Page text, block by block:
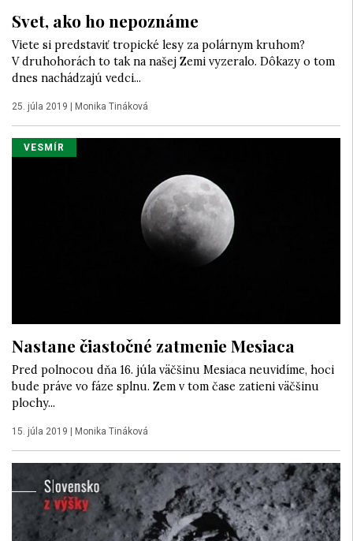
Svet, ako ho nepoznáme
Viete si predstaviť tropické lesy za polárnym kruhom?
V druhohorách to tak na našej Zemi vyzeralo. Dôkazy o tom
dnes nachádzajú vedci...
25. júla 2019 Monika Tináková
VESMÍR
Nastane čiastočné zatmenie Mesiaca
Pred polnocou dňa 16. júla väčšinu Mesiaca neuvidíme, hoci
bude práve vo fáze splnu. Zem v tom čase zatieni väčšinu
plochy...
15. júla 2019 Monika Tináková